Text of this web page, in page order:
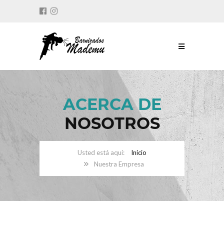
ACERCA DE
NOSOTROS
Inicio
Nuestra Empresa